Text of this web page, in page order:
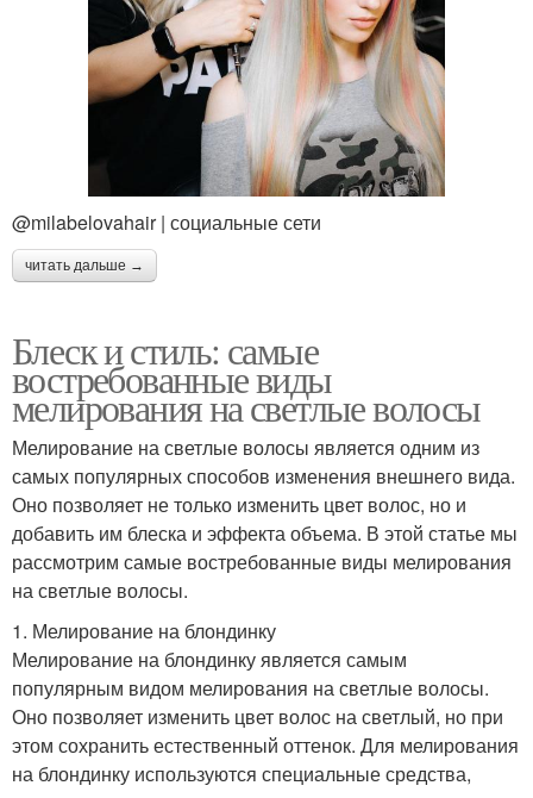
@milabelovahair | социальные сети
читать дальше →
Блеск и стиль: самые
востребованные виды
мелирования на светлые волосы
Мелирование на светлые волосы является одним из
самых популярных способов изменения внешнего вида.
Оно позволяет не только изменить цвет волос, но и
добавить им блеска и эффекта объема. В этой статье мы
рассмотрим самые востребованные виды мелирования
на светлые волосы.
1. Мелирование на блондинку
Мелирование на блондинку является самым
популярным видом мелирования на светлые волосы.
Оно позволяет изменить цвет волос на светлый, но при
этом сохранить естественный оттенок. Для мелирования
на блондинку используются специальные средства,